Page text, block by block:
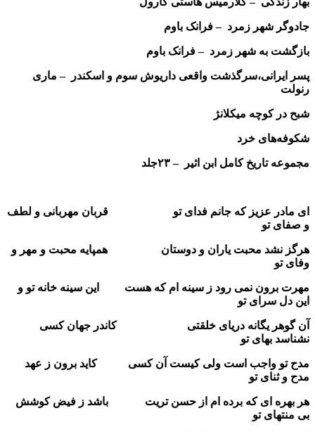
جادوگر شهر زمرد – فرانک باوم
بازگشت به شهر زمرد – فرانک باوم
پسر ایرانی،سرگذشت واقعی داریوش سوم و اسکندر – ماری
رنولت
شبح در کوچه میکلانژ
شکوفه‌های خرد
مجموعه تاریخ کامل ابن اثیر – ۲۳جلد
ای مادر عزیز که جانم فدای تو قربان مهربانی و لطف
و صفای تو
هرگز نشد محبت یاران و دوستان همپایه محبت و مهر و
وفای تو
مهرت برون نمی رود ز سینه ام که هست این سینه خانه تو و
این دل سرای تو
آن گوهر یگانه دریای خلقتی کاندر جهان کسی
نشناسد بهای تو
مدح تو واجب است ولی کیست آن کسی کاید برون ز عهد
مدح و ثنای تو
هر بهره ای که برده ام از حسن تریت باشد ز فیض کوشش
بی منتهای تو